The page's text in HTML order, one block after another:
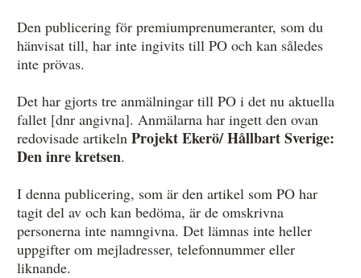
Den publicering för premiumprenumeranter, som du
hänvisat till, har inte ingivits till PO och kan således
inte prövas.
Det har gjorts tre anmälningar till PO i det nu aktuella
fallet [dnr angivna]. Anmälarna har ingett den ovan
redovisade artikeln Projekt Ekerö/ Hållbart Sverige:
Den inre kretsen.
I denna publicering, som är den artikel som PO har
tagit del av och kan bedöma, är de omskrivna
personerna inte namngivna. Det lämnas inte heller
uppgifter om mejladresser, telefonnummer eller
liknande.